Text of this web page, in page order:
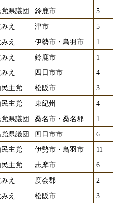
党県議団 鈴鹿市 5
え 津市
5
え 伊勢市・鳥羽市
1
え 鈴鹿市 1
え 四日市市
4
民主党 松阪市
3
民主党 東紀州
4
党県議団 桑名市・桑名郡
1
党県議団 四日市市 6
民主党 伊勢市・鳥羽市
11
民主党 志摩市
6
え 度会郡
2
え 松阪市
3